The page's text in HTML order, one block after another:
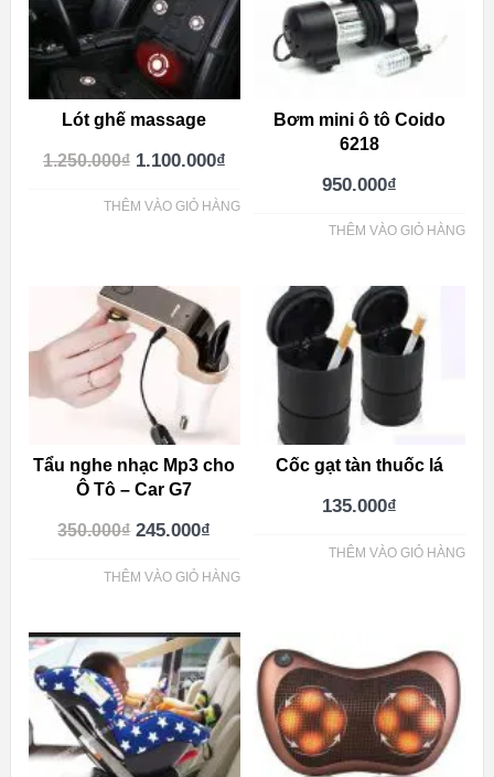
Lót ghế massage
1.250.000₫ 1.100.000₫
THÊM VÀO GIỎ HÀNG
Bơm mini ô tô Coido
6218
950.000₫
THÊM VÀO GIỎ HÀNG
Tẩu nghe nhạc Mp3 cho
Ô Tô – Car G7
350.000₫ 245.000₫
THÊM VÀO GIỎ HÀNG
Cốc gạt tàn thuốc lá
135.000₫
THÊM VÀO GIỎ HÀNG